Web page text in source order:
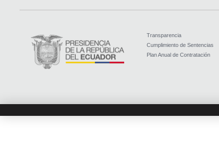
Transparencia
Cumplimiento de Sentencias
Plan Anual de Contratación